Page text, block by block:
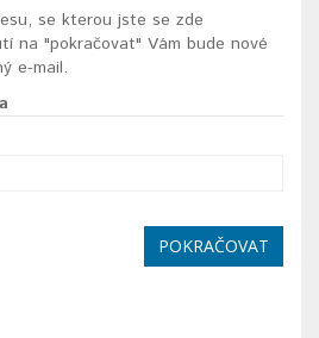
se kterou jste se zde
na "pokračovat" Vám bude nové
e-mail.